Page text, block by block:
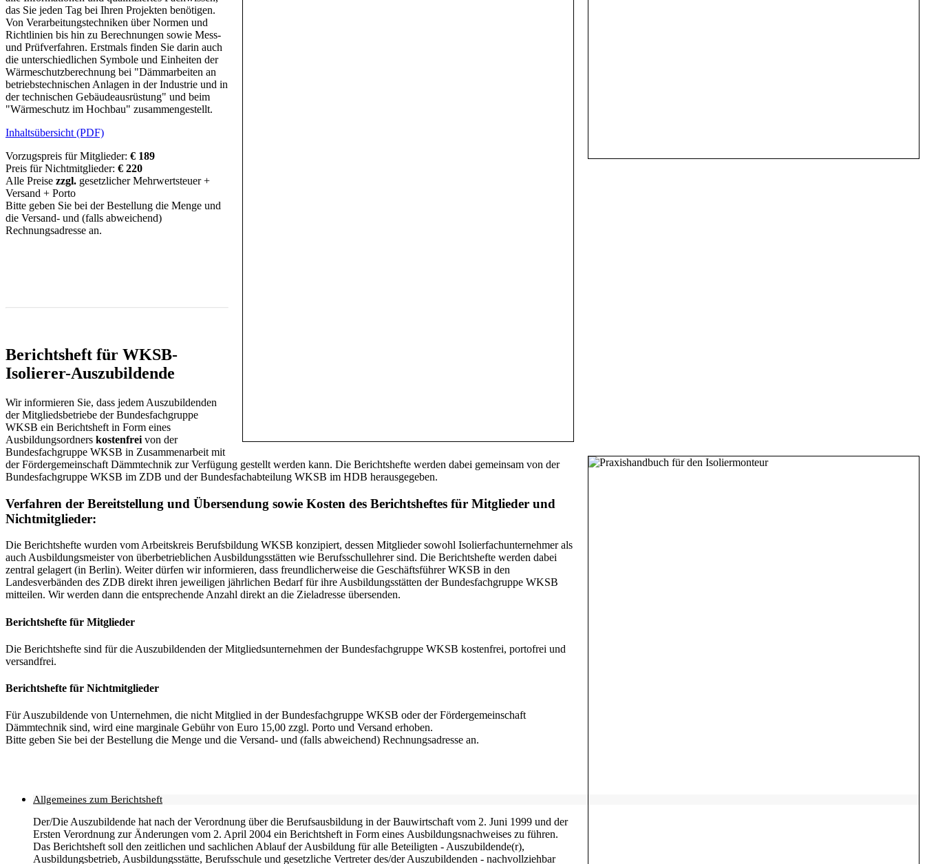
das Sie jeden Tag bei Ihren Projekten benötigen.
Von Verarbeitungstechniken über Normen und
Richtlinien bis hin zu Berechnungen sowie Mess-
und Prüfverfahren. Erstmals finden Sie darin auch
die unterschiedlichen Symbole und Einheiten der
Wärmeschutzberechnung bei "Dämmarbeiten an
betriebstechnischen Anlagen in der Industrie und in
der technischen Gebäudeausrüstung" und beim
"Wärmeschutz im Hochbau" zusammengestellt.
Inhaltsübersicht (PDF)
Vorzugspreis für Mitglieder: € 189
Preis für Nichtmitglieder: € 220
Alle Preise zzgl. gesetzlicher Mehrwertsteuer +
Versand + Porto
Bitte geben Sie bei der Bestellung die Menge und
die Versand- und (falls abweichend)
Rechnungsadresse an.
Berichtsheft für WKSB-
Isolierer-Auszubildende
Wir informieren Sie, dass jedem Auszubildenden
der Mitgliedsbetriebe der Bundesfachgruppe
WKSB ein Berichtsheft in Form eines
Ausbildungsordners kostenfrei von der
Bundesfachgruppe WKSB in Zusammenarbeit mit
der Fördergemeinschaft Dämmtechnik zur Verfügung gestellt werden kann. Die Berichtshefte werden dabei gemeinsam von der
Bundesfachgruppe WKSB im ZDB und der Bundesfachabteilung WKSB im HDB herausgegeben.
Verfahren der Bereitstellung und Übersendung sowie Kosten des Berichtsheftes für Mitglieder und
Nichtmitglieder:
Die Berichtshefte wurden vom Arbeitskreis Berufsbildung WKSB konzipiert, dessen Mitglieder sowohl Isolierfachunternehmer als
auch Ausbildungsmeister von überbetrieblichen Ausbildungsstätten wie Berufsschullehrer sind. Die Berichtshefte werden dabei
zentral gelagert (in Berlin). Weiter dürfen wir informieren, dass freundlicherweise die Geschäftsführer WKSB in den
Landesverbänden des ZDB direkt ihren jeweiligen jährlichen Bedarf für ihre Ausbildungsstätten der Bundesfachgruppe WKSB
mitteilen. Wir werden dann die entsprechende Anzahl direkt an die Zieladresse übersenden.
Berichtshefte für Mitglieder
Die Berichtshefte sind für die Auszubildenden der Mitgliedsunternehmen der Bundesfachgruppe WKSB kostenfrei, portofrei und
versandfrei.
Berichtshefte für Nichtmitglieder
Für Auszubildende von Unternehmen, die nicht Mitglied in der Bundesfachgruppe WKSB oder der Fördergemeinschaft
Dämmtechnik sind, wird eine marginale Gebühr von Euro 15,00 zzgl. Porto und Versand erhoben.
Bitte geben Sie bei der Bestellung die Menge und die Versand- und (falls abweichend) Rechnungsadresse an.
Allgemeines zum Berichtsheft
Der/Die Auszubildende hat nach der Verordnung über die Berufsausbildung in der Bauwirtschaft vom 2. Juni 1999 und der
Ersten Verordnung zur Änderungen vom 2. April 2004 ein Berichtsheft in Form eines Ausbildungsnachweises zu führen.
Das Berichtsheft soll den zeitlichen und sachlichen Ablauf der Ausbildung für alle Beteiligten - Auszubildende(r),
Ausbildungsbetrieb, Ausbildungsstätte, Berufsschule und gesetzliche Vertreter des/der Auszubildenden - nachvollziehbar